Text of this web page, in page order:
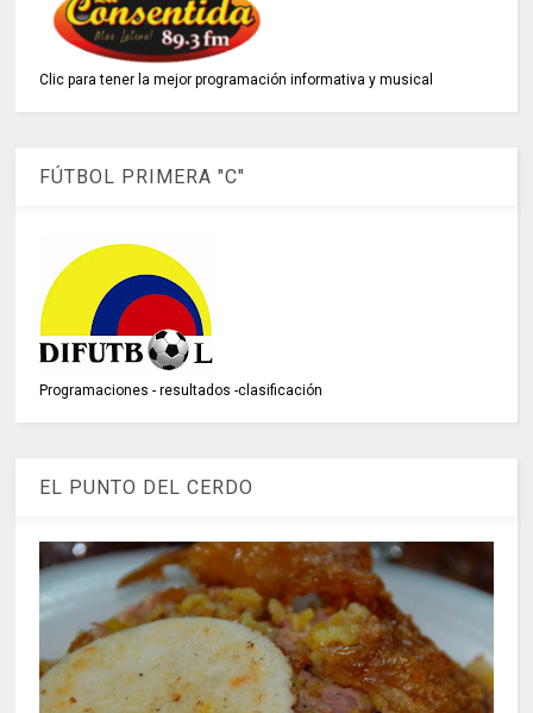
Clic para tener la mejor programación informativa y musical
FÚTBOL PRIMERA "C"
Programaciones - resultados -clasificación
EL PUNTO DEL CERDO